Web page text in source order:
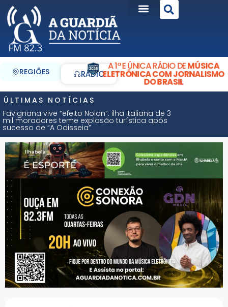
REGIÕES RÁDIO
A 1ª E ÚNICA RÁDIO DEMÚSICA
ELETRÔNICA COM JORNALISMO
DO BRASIL
ÚLTIMAS NOTÍCIAS
Favignana vive “efeito Nolan”: ilha italiana de 3
mil moradores teme explosão turística após
sucesso de “A Odisseia”